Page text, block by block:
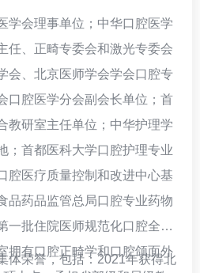
学会理事单位；中华口腔医学
任、正畸专委会和激光专委会
会、北京医师学会学会口腔专
口腔医学分会副会长单位；首
教研室主任单位；中华护理学
；首都医科大学口腔护理专业
腔医疗质量控制和改进中心基
品药品监管总局口腔专业药物
一批住院医师规范化口腔全科
拥有口腔正畸学和口腔颌面外
体荣誉，包括：2021年获得北